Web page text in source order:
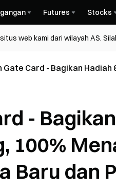
Futures Stocks
web kami dari wilayah AS.
Gate Card - Bagikan Hadiah
-
100%
Baru dan